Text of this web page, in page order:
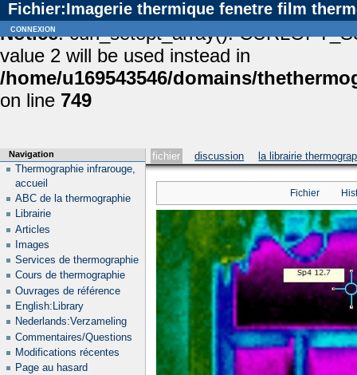
Notice: curl_setopt_array():
value 2 will be used instead in
/home/u169543546/domains/
on line 749
Fichier:Imagerie thermique fenetre film
fichier discussion la librairie
Fichier
Navigation
Thermographie infrarouge,
accueil
ABC de la thermographie
Librairie
Articles
Images
Services de thermographie
Cours de thermographie
Ouvrages de référence
English:Library
Nederlands:Verzameling
Commentaires/Questions
Modifications récentes
Page au hasard
connexion